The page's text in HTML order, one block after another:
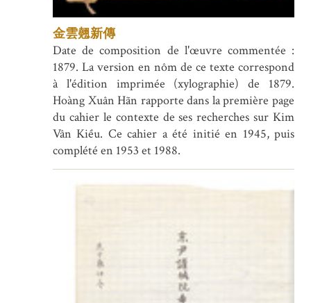
金雲翹新傳
Date de composition de l'œuvre commentée :
1879. La version en nôm de ce texte correspond
à l'édition imprimée (xylographie) de 1879.
Hoàng Xuân Hãn rapporte dans la première page
du cahier le contexte de ses recherches sur Kim
Vân Kiều. Ce cahier a été initié en 1945, puis
complété en 1953 et 1988.